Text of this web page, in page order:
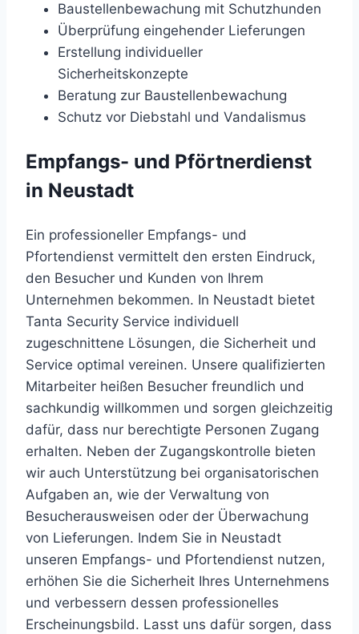
Baustellenbewachung mit Schutzhunden
Überprüfung eingehender Lieferungen
Erstellung individueller
Sicherheitskonzepte
Beratung zur Baustellenbewachung
Schutz vor Diebstahl und Vandalismus
Empfangs- und Pförtnerdienst
in Neustadt
Ein professioneller Empfangs- und
Pfortendienst vermittelt den ersten Eindruck,
den Besucher und Kunden von Ihrem
Unternehmen bekommen. In Neustadt bietet
Tanta Security Service individuell
zugeschnittene Lösungen, die Sicherheit und
Service optimal vereinen. Unsere qualifizierten
Mitarbeiter heißen Besucher freundlich und
sachkundig willkommen und sorgen gleichzeitig
dafür, dass nur berechtigte Personen Zugang
erhalten. Neben der Zugangskontrolle bieten
wir auch Unterstützung bei organisatorischen
Aufgaben an, wie der Verwaltung von
Besucherausweisen oder der Überwachung
von Lieferungen. Indem Sie in Neustadt
unseren Empfangs- und Pfortendienst nutzen,
erhöhen Sie die Sicherheit Ihres Unternehmens
und verbessern dessen professionelles
Erscheinungsbild. Lasst uns dafür sorgen, dass